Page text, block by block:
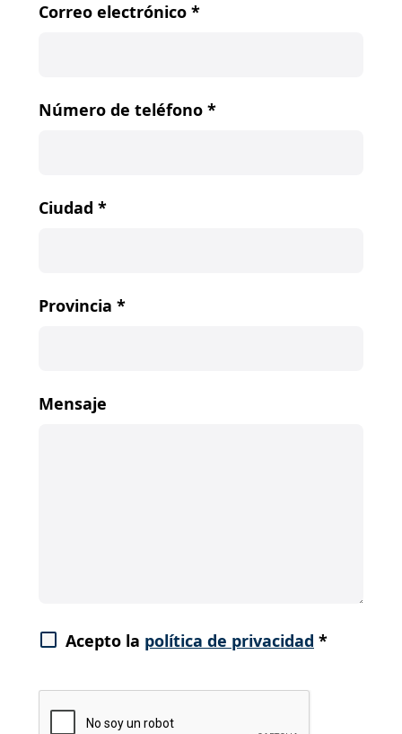
Correo electrónico *
Número de teléfono *
Ciudad *
Provincia *
Mensaje
Acepto la política de privacidad *